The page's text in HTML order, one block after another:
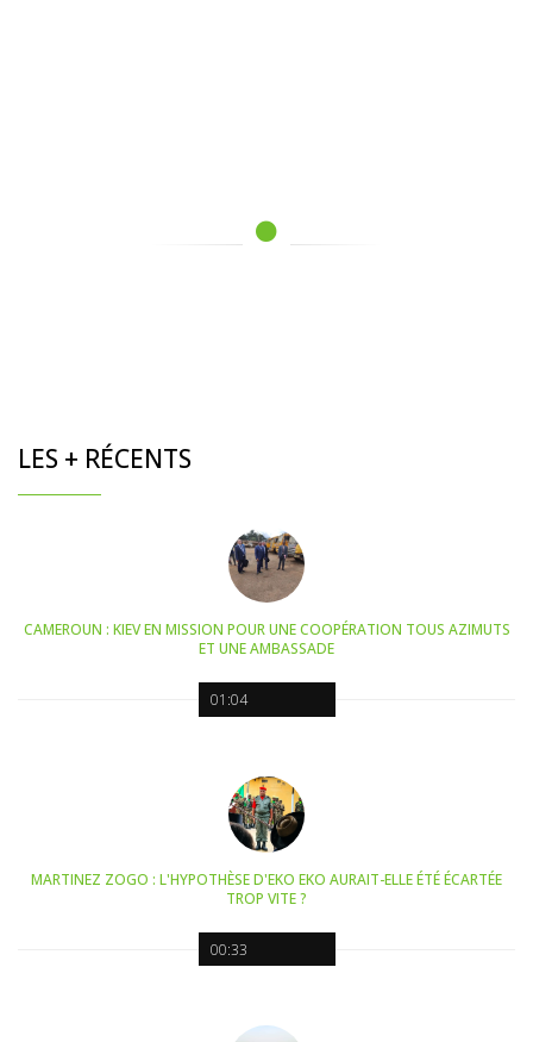
LES + RÉCENTS
01:04
CAMEROUN : KIEV EN MISSION POUR UNE COOPÉRATION TOUS AZIMUTS
ET UNE AMBASSADE
00:33
MARTINEZ ZOGO : L'HYPOTHÈSE D'EKO EKO AURAIT-ELLE ÉTÉ ÉCARTÉE
TROP VITE ?